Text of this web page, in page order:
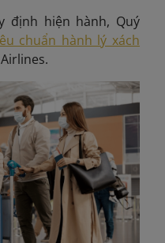
định hiện hành, Quý
chuẩn hành lý xách